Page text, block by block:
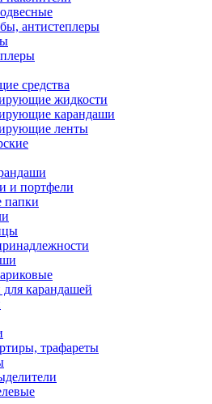
антистеплеры
средства
жидкости
карандаши
ленты
и портфели
папки
карандашей
трафареты